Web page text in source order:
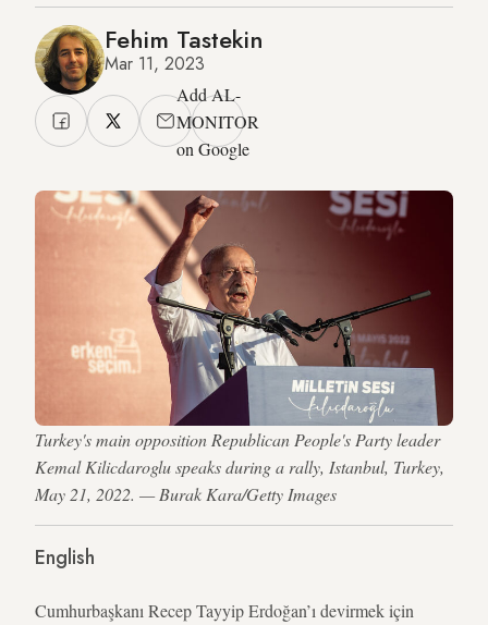
Fehim Tastekin
Mar 11, 2023
Add AL-
MONITOR
on Google
Turkey's main opposition Republican People's Party leader
Kemal Kilicdaroglu speaks during a rally, Istanbul, Turkey,
May 21, 2022. — Burak Kara/Getty Images
English
Cumhurbaşkanı Recep Tayyip Erdoğan’ı devirmek için